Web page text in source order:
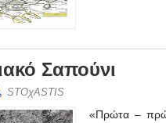
Σαπούνι
STOχASTIS
«Πρώτα –